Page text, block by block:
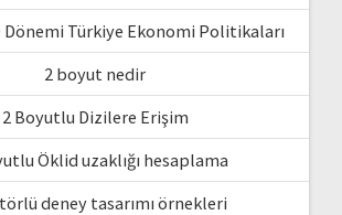
Dönemi Türkiye Ekonomi Politikaları
2 boyut nedir
2 Boyutlu Dizilere Erişim
Öklid uzaklığı hesaplama
deney tasarımı örnekleri